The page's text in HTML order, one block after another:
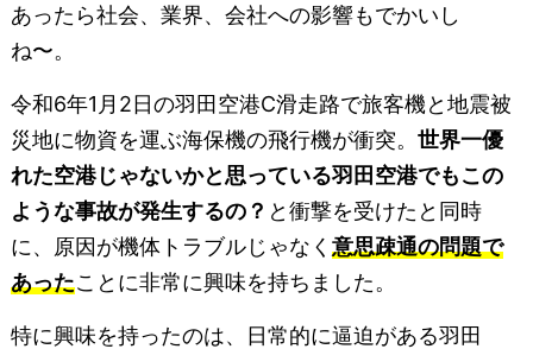
あったら社会、業界、会社への影響もでかいし
ね〜。
令和6年1月2日の羽田空港C滑走路で旅客機と地震被
災地に物資を運ぶ海保機の飛行機が衝突。 世界一優
れた空港じゃないかと思っている羽田空港でもこの
ような事故が発生するの？ と衝撃を受けたと同時
に、原因が機体トラブルじゃなく 意思疎通の問題で
あったことに非常に興味を持ちました。
特に興味を持ったのは、日常的に逼迫がある羽田